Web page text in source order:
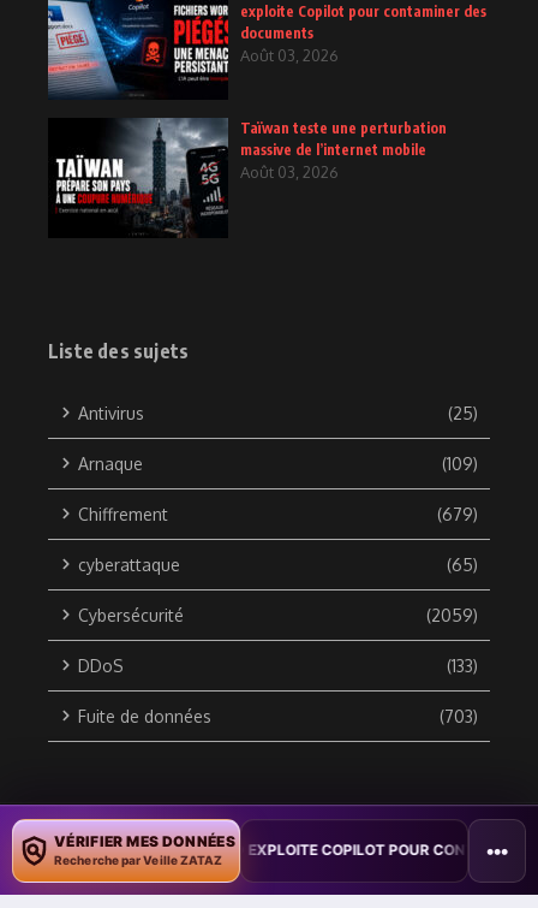
exploite Copilot pour contaminer des
documents
Août 03, 2026
Taïwan teste une perturbation
massive de l’internet mobile
Août 03, 2026
Liste des sujets
Antivirus (25)
Arnaque (109)
Chiffrement (679)
cyberattaque (65)
Cybersécurité (2059)
DDoS (133)
Fuite de données (703)
Copyright © 2010 / 2026 DATA SECURITY BREACH - Groupe
ZATAZ Média
VÉRIFIER MES DONNÉES
Recherche par Veille ZATAZ
: UN VER WORD EXPLOITE COPILOT POUR CONTAMINER DES •••